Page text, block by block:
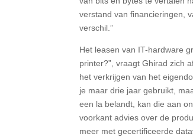
verstand van financieringen,
verschil.”
Het leasen van IT-hardware
printer?”, vraagt Ghirad zich
het verkrijgen van het
je maar drie jaar gebruikt,
een la belandt, kan die aan
voorkant advies over de
meer met gecertificeerde